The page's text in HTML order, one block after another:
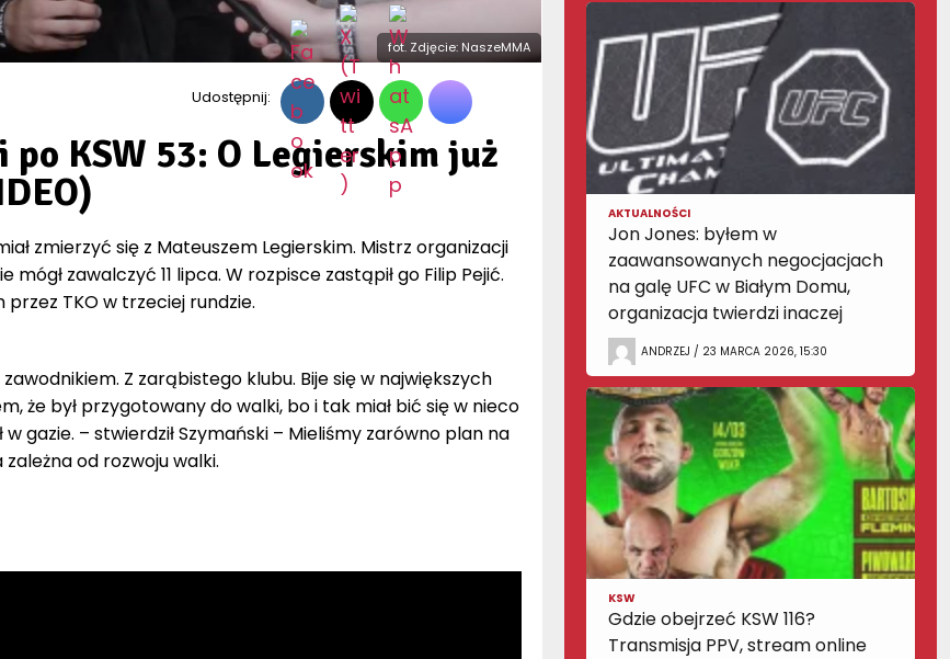
fot. Zdjęcie: NaszeMMA
Udostępnij:
po KSW 53: O Legierskim już
zmierzyć się z Mateuszem Legierskim. Mistrz organizacji
mógł zawalczyć 11 lipca. W rozpisce zastąpił go Filip Pejić.
przez TKO w trzeciej rundzie.
Z zarąbistego klubu. Bije się w największych
że był przygotowany do walki, bo i tak miał bić się w nieco
gazie. – stwierdził Szymański – Mieliśmy zarówno plan na
od rozwoju walki.
AKTUALNOŚCI
Jon Jones: byłem w
zaawansowanych negocjacjach
na galę UFC w Białym Domu,
organizacja twierdzi inaczej
ANDRZEJ / 23 MARCA 2026, 15:30
KSW
Gdzie obejrzeć KSW 116?
Transmisja PPV, stream online